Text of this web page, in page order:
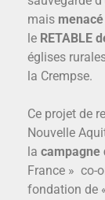
mais menacé
le RETABLE
églises
la Crempse.
Ce projet de
Nouvelle
la campagne
France » co-
fondation de